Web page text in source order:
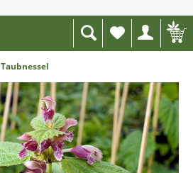
Wunschliste
Taubnessel